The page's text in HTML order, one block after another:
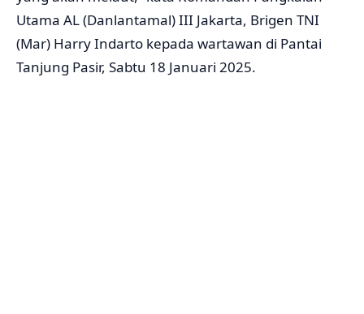
Utama AL (Danlantamal) III Jakarta, Brigen TNI
(Mar) Harry Indarto kepada wartawan di Pantai
Tanjung Pasir, Sabtu 18 Januari 2025.